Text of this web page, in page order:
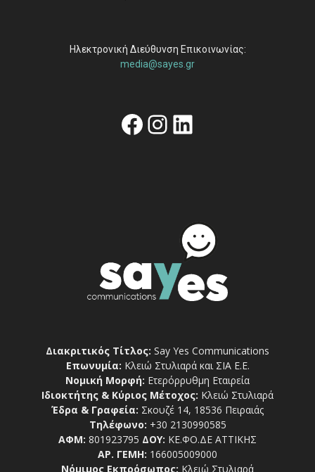
Ηλεκτρονική Διεύθυνση Επικοινωνίας:
media@sayes.gr
Facebook
Instagram
Linkedin
Διακριτικός Τίτλος: Say Yes Communications
Επωνυμία: Κλειώ Στυλιαρά και ΣΙΑ Ε.Ε.
Νομική Μορφή: Ετερόρρυθμη Εταιρεία
Ιδιοκτήτης & Κύριος Μέτοχος: Κλειώ Στυλιαρά
Έδρα & Γραφεία: Σκουζέ 14, 18536 Πειραιάς
Τηλέφωνο: +30 2130990585
ΑΦΜ: 801923795 ΔΟΥ: ΚΕ.ΦΟ.ΔΕ ΑΤΤΙΚΗΣ
ΑΡ. ΓΕΜΗ: 166005009000
Νόμιμος Εκπρόσωπος: Κλειώ Στυλιαρά